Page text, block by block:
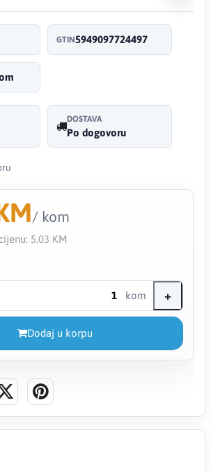
GTIN5949097724497
DOSTAVA
Po dogovoru
/ kom
5,03 KM
kom +
Dodaj u korpu